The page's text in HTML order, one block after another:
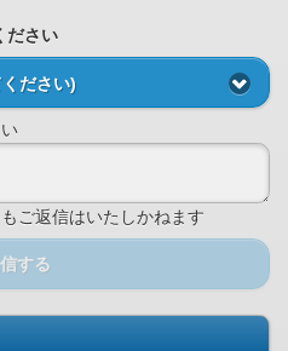
ださい
ださい)
ご返信はいたしかねます
する